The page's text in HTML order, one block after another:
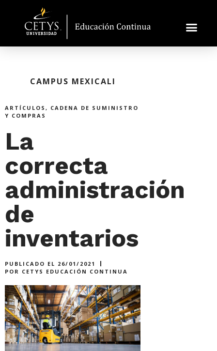
CAMPUS MEXICALI
ARTÍCULOS , CADENA DE SUMINISTRO
Y COMPRAS
La
correcta
administración
de
inventarios
PUBLICADO EL 26/01/2021
POR CETYS EDUCACIÓN CONTINUA